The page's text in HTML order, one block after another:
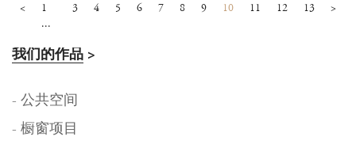
<
1
...
3 4 5 6 7 8 9 10 11 12 13 >
我们的作品 >
- 公共空间
- 橱窗项目